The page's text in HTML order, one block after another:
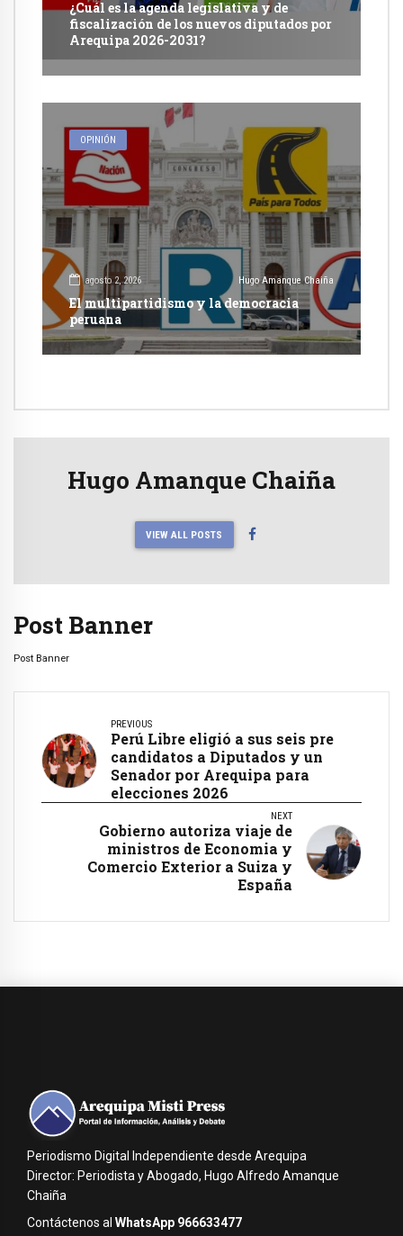
¿Cuál es la agenda legislativa y de
fiscalización de los nuevos diputados por
Arequipa 2026-2031?
OPINIÓN
agosto 2, 2026 Hugo Amanque Chaiña
El multipartidismo y la democracia
peruana
Hugo Amanque Chaiña
VIEW ALL POSTS
Post Banner
Post Banner
PREVIOUS
Perú Libre eligió a sus seis pre
candidatos a Diputados y un
Senador por Arequipa para
elecciones 2026
NEXT
Gobierno autoriza viaje de
ministros de Economia y
Comercio Exterior a Suiza y
España
Periodismo Digital Independiente desde Arequipa
Director: Periodista y Abogado, Hugo Alfredo Amanque
Chaiña
Contáctenos al WhatsApp 966633477